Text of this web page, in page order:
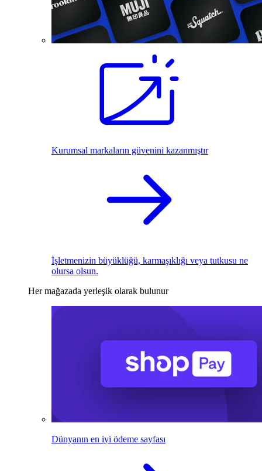
Kurumsal markaların güvenini kazanmıştır
İşletmenizin büyüklüğü, karmaşıklığı veya tutkusu ne
olursa olsun.
Her mağazada yerleşik olarak bulunur
Dünyanın en iyi ödeme sayfası